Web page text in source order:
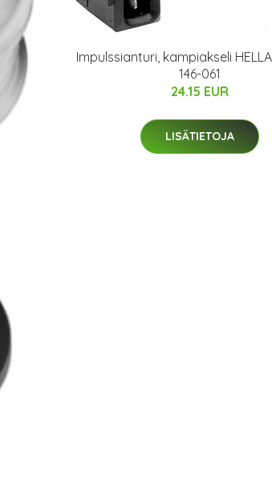
Impulssianturi, kampiakseli
146-061
24.15 EUR
LISÄTIETOJA